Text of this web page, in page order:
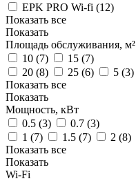
EPK PRO Wi-fi (12)
Показать все
Показать
Площадь обслуживания, м²
10 (7) 15 (7)
20 (8) 25 (6) 5 (3)
Показать все
Показать
Мощность, кВт
0.5 (3) 0.7 (3)
1 (7) 1.5 (7) 2 (8)
Показать все
Показать
Wi-Fi